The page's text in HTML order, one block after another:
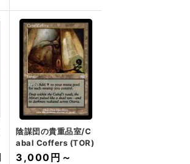
陰謀団の貴重品室/C
abal Coffers (TOR)
3,000円 ～